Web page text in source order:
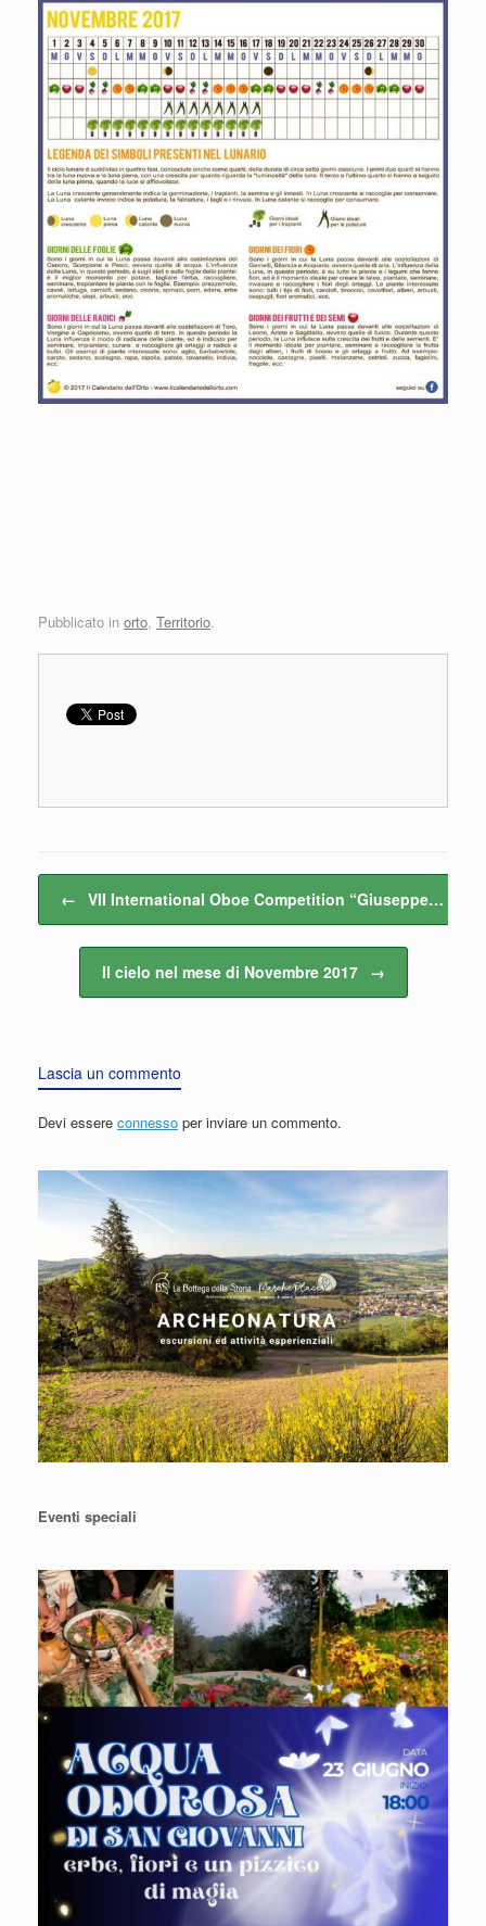
Pubblicato in orto, Territorio.
← VII International Oboe Competition “Giuseppe…
Il cielo nel mese di Novembre 2017 →
Lascia un commento
Devi essere connesso per inviare un commento.
Eventi speciali